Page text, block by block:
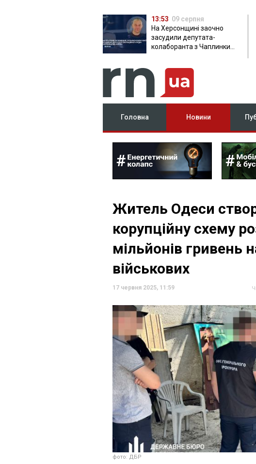
13:53 09 серпня
На Херсонщині заочно
засудили депутата-
колаборанта з Чаплинки
Головна Новини
Житель Одеси
корупційну схему
мільйонів гривень
військових
17 червня 2025, 11:59
фото: ДБР